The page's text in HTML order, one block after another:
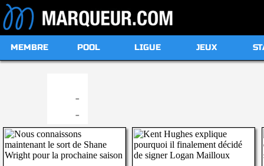
MEMBRE POOL LIGUE JEUX
-
-